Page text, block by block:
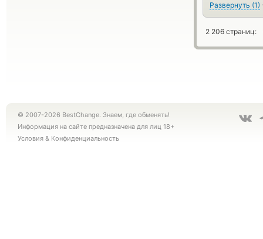
Развернуть (1)
2 206 страниц:
© 2007-2026 BestChange. Знаем, где обменять!
Информация на сайте предназначена для лиц 18+
Условия & Конфиденциальность